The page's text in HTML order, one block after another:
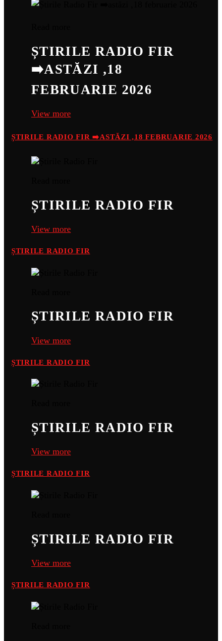
ȘTIRILE RADIO FIR
➡️ASTĂZI ,18
FEBRUARIE 2026
View more
ȘTIRILE RADIO FIR ➡️ASTĂZI ,18 FEBRUARIE 2026
ȘTIRILE RADIO FIR
View more
ȘTIRILE RADIO FIR
ȘTIRILE RADIO FIR
View more
ȘTIRILE RADIO FIR
ȘTIRILE RADIO FIR
View more
ȘTIRILE RADIO FIR
ȘTIRILE RADIO FIR
View more
ȘTIRILE RADIO FIR